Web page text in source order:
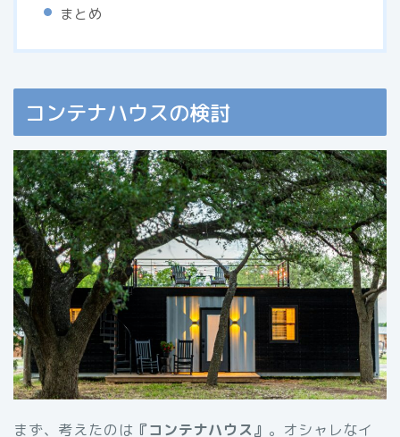
まとめ
コンテナハウスの検討
まず、考えたのは 『コンテナハウス』 。オシャレなイ